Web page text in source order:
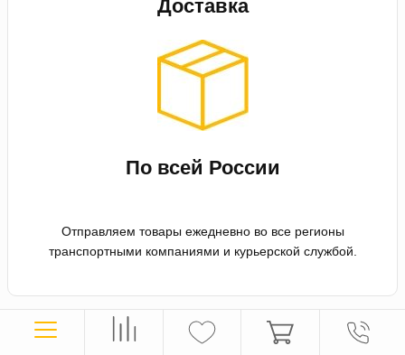
Доставка
По всей России
Отправляем товары ежедневно во все регионы
транспортными компаниями и курьерской службой.
Оплата